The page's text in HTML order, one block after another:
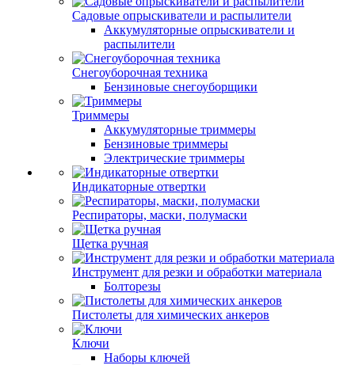
Садовые опрыскиватели и распылители
Аккумуляторные опрыскиватели и
распылители
Снегоуборочная техника
Бензиновые снегоуборщики
Триммеры
Аккумуляторные триммеры
Бензиновые триммеры
Электрические триммеры
Индикаторные отвертки
Респираторы, маски, полумаски
Щетка ручная
Инструмент для резки и обработки материала
Болторезы
Пистолеты для химических анкеров
Ключи
Наборы ключей